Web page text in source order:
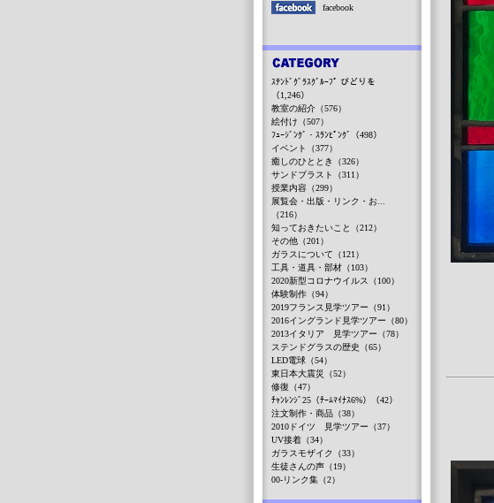
facebook
ｽﾃﾝﾄﾞｸﾞﾗｽｸﾞﾙｰﾌﾟ びどりを
（1,246）
教室の紹介（576）
絵付け（507）
ﾌｭｰｼﾞﾝｸﾞ・ｽﾗﾝﾋﾟﾝｸﾞ（498）
イベント（377）
癒しのひととき（326）
サンドブラスト（311）
授業内容（299）
展覧会・出版・リンク・お...
（216）
知っておきたいこと（212）
その他（201）
ガラスについて（121）
工具・道具・部材（103）
2020新型コロナウイルス（100）
体験制作（94）
2019フランス見学ツアー（91）
2016イングランド見学ツアー（80）
2013イタリア 見学ツアー（78）
ステンドグラスの歴史（65）
LED電球（54）
東日本大震災（52）
修復（47）
ﾁｬﾝﾚﾝｼﾞ25（ﾁｰﾑﾏｲﾅｽ6%）（42）
注文制作・商品（38）
2010ドイツ 見学ツアー（37）
UV接着（34）
ガラスモザイク（33）
生徒さんの声（19）
00-リンク集（2）